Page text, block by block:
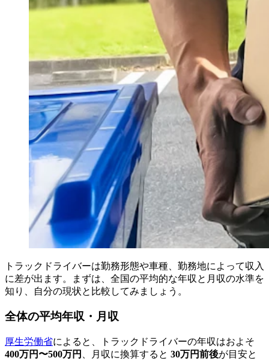
トラックドライバーは勤務形態や車種、勤務地によって収入
に差が出ます。まずは、全国の平均的な年収と月収の水準を
知り、自分の現状と比較してみましょう。
全体の平均年収・月収
厚生労働省によると、トラックドライバーの年収はおよそ
400万円〜500万円
、月収に換算すると 30万円前後が目安と